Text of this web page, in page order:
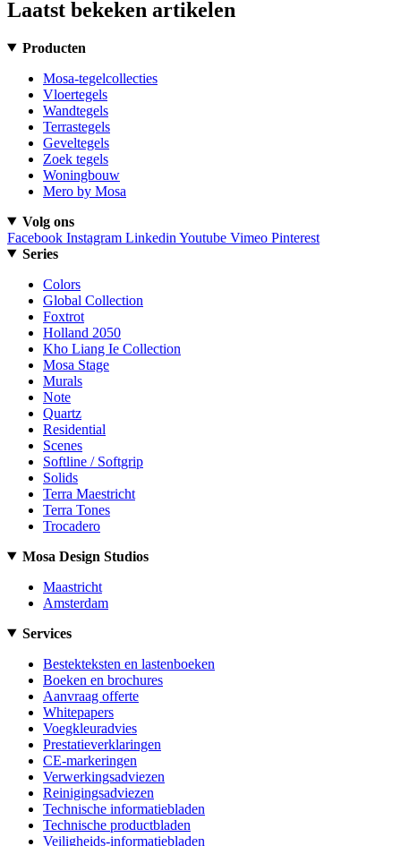
Laatst bekeken artikelen
Producten
Mosa-tegelcollecties
Vloertegels
Wandtegels
Terrastegels
Geveltegels
Zoek tegels
Woningbouw
Mero by Mosa
Volg ons
Facebook Instagram Linkedin Youtube Vimeo Pinterest
Series
Colors
Global Collection
Foxtrot
Holland 2050
Kho Liang Ie Collection
Mosa Stage
Murals
Note
Quartz
Residential
Scenes
Softline / Softgrip
Solids
Terra Maestricht
Terra Tones
Trocadero
Mosa Design Studios
Maastricht
Amsterdam
Services
Bestekteksten en lastenboeken
Boeken en brochures
Aanvraag offerte
Whitepapers
Voegkleuradvies
Prestatieverklaringen
CE-markeringen
Verwerkingsadviezen
Reinigingsadviezen
Technische informatiebladen
Technische productbladen
Veiligheids-informatiebladen